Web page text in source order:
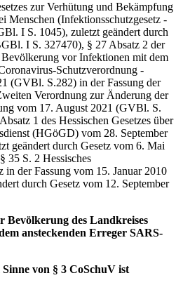
zur Verhütung und Bekämpfung
Menschen (Infektionsschutzgesetz -
I S. 1045), zuletzt geändert durch
I S. 327470), § 27 Absatz 2 der
vor Infektionen mit dem
Schutzverordnung -
(GVBl. S.282) in der Fassung der
Verordnung zur Änderung der
vom 17. August 2021 (GVBl. S.
1 des Hessischen Gesetzes über
(HGöGD) vom 28. September
geändert durch Gesetz vom 6. Mai
35 S. 2 Hessisches
in der Fassung vom 15. Januar 2010
durch Gesetz vom 12. September
Bevölkerung des Landkreises
ansteckenden Erreger SARS-
von § 3 CoSchuV ist